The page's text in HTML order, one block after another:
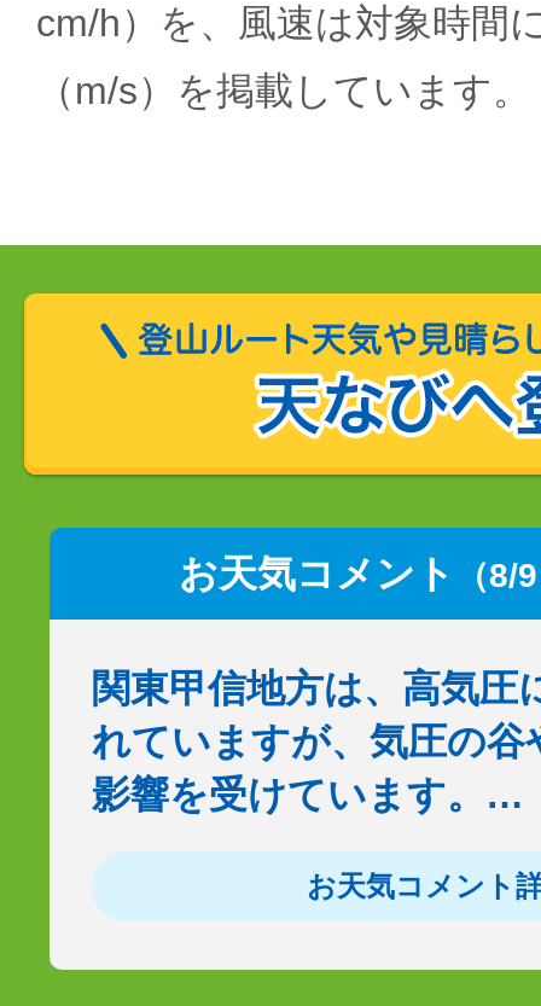
cm/h）を、風速は対象時間
（m/s）を掲載しています。
お天気コメント （8/
関東甲信地方は、高気圧
れていますが、気圧の谷
影響を受けています。…
お天気コメント